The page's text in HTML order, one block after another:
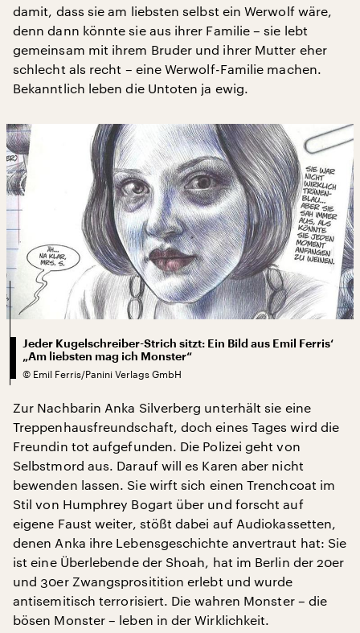
damit, dass sie am liebsten selbst ein Werwolf wäre,
denn dann könnte sie aus ihrer Familie – sie lebt
gemeinsam mit ihrem Bruder und ihrer Mutter eher
schlecht als recht – eine Werwolf-Familie machen.
Bekanntlich leben die Untoten ja ewig.
Jeder Kugelschreiber-Strich sitzt: Ein Bild aus Emil Ferris‘
„Am liebsten mag ich Monster“
© Emil Ferris/Panini Verlags GmbH
Zur Nachbarin Anka Silverberg unterhält sie eine
Treppenhausfreundschaft, doch eines Tages wird die
Freundin tot aufgefunden. Die Polizei geht von
Selbstmord aus. Darauf will es Karen aber nicht
bewenden lassen. Sie wirft sich einen Trenchcoat im
Stil von Humphrey Bogart über und forscht auf
eigene Faust weiter, stößt dabei auf Audiokassetten,
denen Anka ihre Lebensgeschichte anvertraut hat: Sie
ist eine Überlebende der Shoah, hat im Berlin der 20er
und 30er Zwangsprositition erlebt und wurde
antisemitisch terrorisiert. Die wahren Monster – die
bösen Monster – leben in der Wirklichkeit.